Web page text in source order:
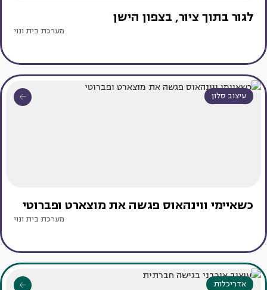
לגור בתוך ציור, בצפון הישן
מערכת בית ונוי
עיצוב סלון
כשאיימי ווינהאוס פגשה את מוצארט ופברוטי
מערכת בית ונוי
אדריכלות